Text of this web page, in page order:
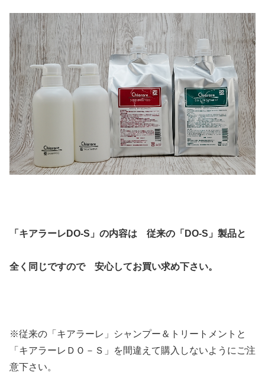
「キアラーレDO-S」の内容は 従来の「DO-S」製品と
全く同じですので 安心してお買い求め下さい。
※従来の「キアラーレ」シャンプー＆トリートメントと
「キアラーレＤＯ－Ｓ」を間違えて購入しないようにご注
意下さい。